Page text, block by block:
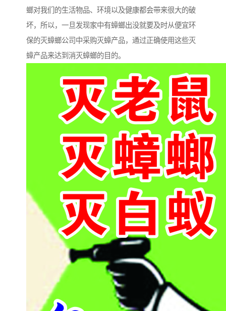
螂对我们的生活物品、环境以及健康都会带来很大的破
坏，所以，一旦发现家中有蟑螂出没就要及时从便宜环
保的灭蟑螂公司中采购灭蟑产品，通过正确使用这些灭
蟑产品来达到消灭蟑螂的目的。